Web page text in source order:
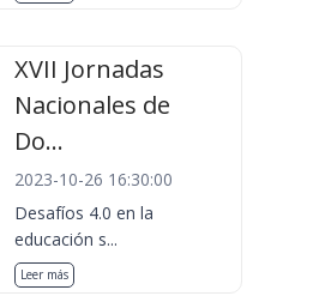
XVII Jornadas
Nacionales de
Do...
2023-10-26 16:30:00
Desafíos 4.0 en la
educación s...
Leer más